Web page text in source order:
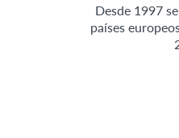
Desde 1997
países